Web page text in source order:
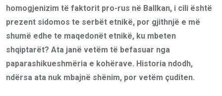
homogjenizim të faktorit pro-rus në Ballkan, i cili është
prezent sidomos te serbët etnikë, por gjithnjë e më
shumë edhe te maqedonët etnikë, ku mbeten
shqiptarët? Ata janë vetëm të befasuar nga
paparashikueshmëria e kohërave. Historia ndodh,
ndërsa ata nuk mbajnë shënim, por vetëm çuditen.